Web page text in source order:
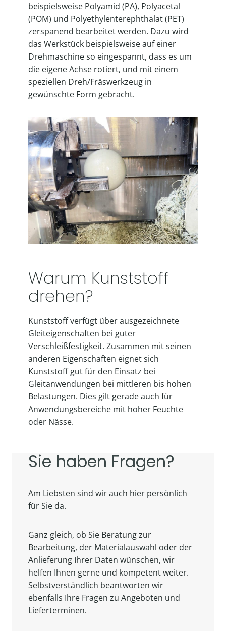
beispielsweise Polyamid (PA), Polyacetal
(POM) und Polyethylenterephthalat (PET)
zerspanend bearbeitet werden. Dazu wird
das Werkstück beispielsweise auf einer
Drehmaschine so eingespannt, dass es um
die eigene Achse rotiert, und mit einem
speziellen Dreh/Fräswerkzeug in
gewünschte Form gebracht.
Warum Kunststoff
drehen?
Kunststoff verfügt über ausgezeichnete
Gleiteigenschaften bei guter
Verschleißfestigkeit. Zusammen mit seinen
anderen Eigenschaften eignet sich
Kunststoff gut für den Einsatz bei
Gleitanwendungen bei mittleren bis hohen
Belastungen. Dies gilt gerade auch für
Anwendungsbereiche mit hoher Feuchte
oder Nässe.
Sie haben Fragen?
Am Liebsten sind wir auch hier persönlich
für Sie da.
Ganz gleich, ob Sie Beratung zur
Bearbeitung, der Materialauswahl oder der
Anlieferung Ihrer Daten wünschen, wir
helfen Ihnen gerne und kompetent weiter.
Selbstverständlich beantworten wir
ebenfalls Ihre Fragen zu Angeboten und
Lieferterminen.